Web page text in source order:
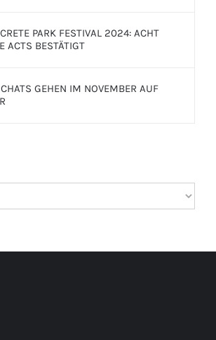
PARK FESTIVAL 2024: ACHT
ACTS BESTÄTIGT
GEHEN IM NOVEMBER AUF